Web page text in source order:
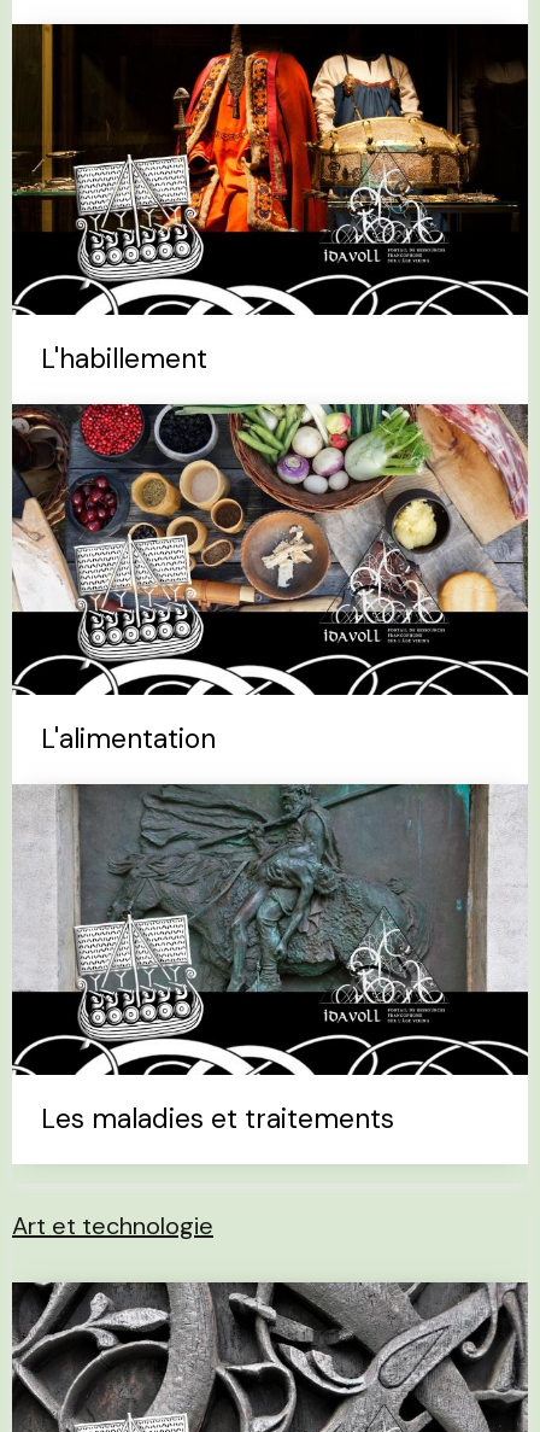
L'habillement
L'alimentation
Les maladies et traitements
Art et technologie